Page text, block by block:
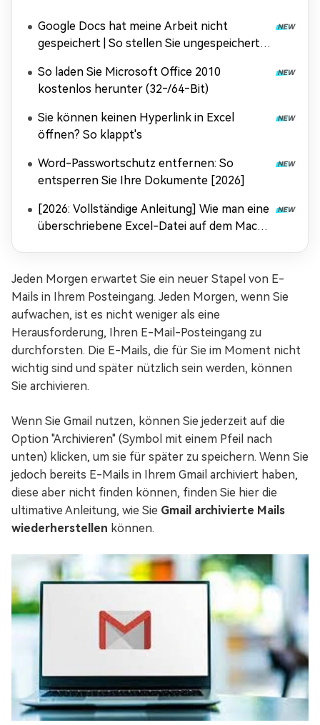
Google Docs hat meine Arbeit nicht
gespeichert | So stellen Sie ungespeicherte
So laden Sie Microsoft Office 2010
kostenlos herunter (32‑/64‑Bit)
Sie können keinen Hyperlink in Excel
öffnen? So klappt's
Word-Passwortschutz entfernen: So
entsperren Sie Ihre Dokumente [2026]
[2026: Vollständige Anleitung] Wie man eine
überschriebene Excel-Datei auf dem Mac
Jeden Morgen erwartet Sie ein neuer Stapel von E-
Mails in Ihrem Posteingang. Jeden Morgen, wenn Sie
aufwachen, ist es nicht weniger als eine
Herausforderung, Ihren E-Mail-Posteingang zu
durchforsten. Die E-Mails, die für Sie im Moment nicht
wichtig sind und später nützlich sein werden, können
Sie archivieren.
Wenn Sie Gmail nutzen, können Sie jederzeit auf die
Option "Archivieren" (Symbol mit einem Pfeil nach
unten) klicken, um sie für später zu speichern. Wenn Sie
jedoch bereits E-Mails in Ihrem Gmail archiviert haben,
diese aber nicht finden können, finden Sie hier die
ultimative Anleitung, wie Sie Gmail archivierte Mails
wiederherstellen können.